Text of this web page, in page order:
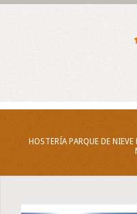
HOSTERÍA PARQUE DE